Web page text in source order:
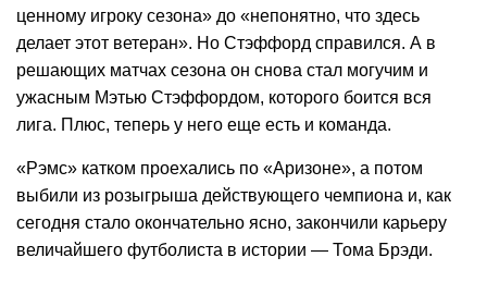
ценному игроку сезона» до «непонятно, что здесь
делает этот ветеран». Но Стэффорд справился. А в
решающих матчах сезона он снова стал могучим и
ужасным Мэтью Стэффордом, которого боится вся
лига. Плюс, теперь у него еще есть и команда.
«Рэмс» катком проехались по «Аризоне», а потом
выбили из розыгрыша действующего чемпиона и, как
сегодня стало окончательно ясно, закончили карьеру
величайшего футболиста в истории — Тома Брэди.